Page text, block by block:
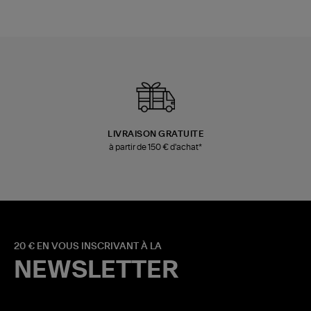
LIVRAISON GRATUITE
à partir de 150 € d'achat*
20 € EN VOUS INSCRIVANT À LA
NEWSLETTER